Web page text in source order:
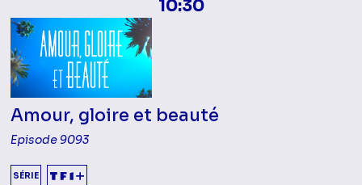
10:30
Amour, gloire et beauté
Episode 9093
SÉRIE